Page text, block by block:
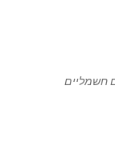
חשמליים